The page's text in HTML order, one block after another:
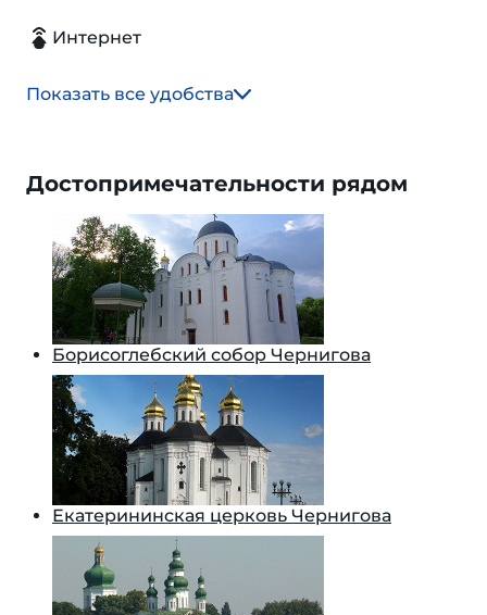
Интернет
Показать все удобства
Достопримечательности рядом
Борисоглебский собор Чернигова
Екатерининская церковь Чернигова